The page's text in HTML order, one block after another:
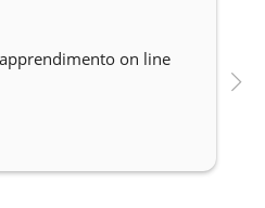
on line